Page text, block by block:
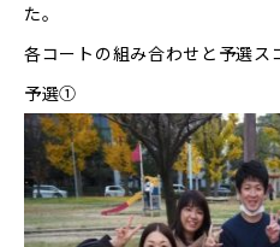
た。
各コートの組み合わせと予選ス
予選①